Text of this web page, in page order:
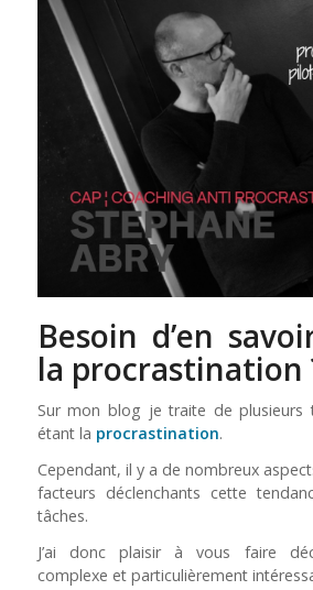
Besoin d’en
la procrastination
Sur mon blog je traite de plusieurs
étant la procrastination.
Cependant, il y a de nombreux
facteurs déclenchants cette
tâches.
J’ai donc plaisir à vous faire
complexe et particulièrement